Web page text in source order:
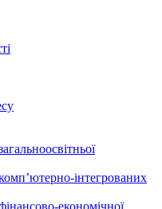
інтегрованих
економічної